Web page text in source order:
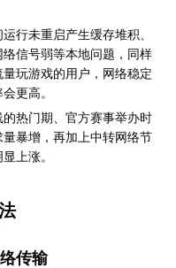
行未重启产生缓存堆积、
信号弱等本地问题，同样
玩游戏的用户，网络稳定
更高。
的热门期、官方赛事举办时
暴增，再加上中转网络节
上涨。
传输